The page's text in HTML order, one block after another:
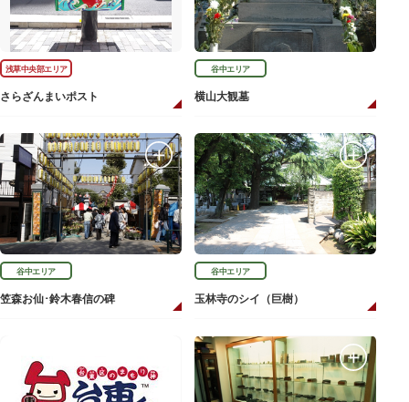
浅草中央部エリア
さらざんまいポスト
谷中エリア
横山大観墓
谷中エリア
笠森お仙･鈴木春信の碑
谷中エリア
玉林寺のシイ（巨樹）